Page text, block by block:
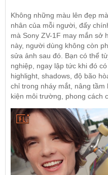
Không những màu lên đẹp
nhân của mỗi người, đấy
mà Sony ZV-1F may mắn sở
này, người dùng không còn
sửa ảnh sau đó. Bạn có thể
nghiệp, ngay lập tức khi đó
highlight, shadows, độ bão
chỉ trong nháy mắt, nâng
kiện môi trường, phong cách